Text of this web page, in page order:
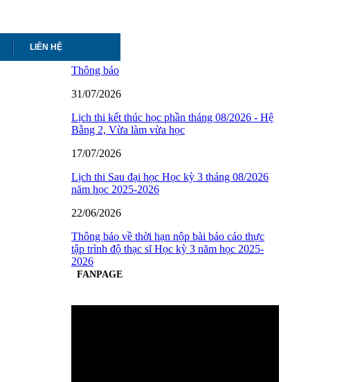
LIÊN HỆ
Thông báo
31/07/2026
Lịch thi kết thúc học phần tháng 08/2026 - Hệ
Bằng 2, Vừa làm vừa học
17/07/2026
Lịch thi Sau đại học Học kỳ 3 tháng 08/2026
năm học 2025-2026
22/06/2026
Thông báo về thời hạn nộp bài báo cáo thực
tập trình độ thạc sĩ Học kỳ 3 năm học 2025-
2026
FANPAGE